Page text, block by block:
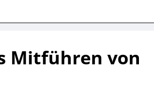
Mitführen von